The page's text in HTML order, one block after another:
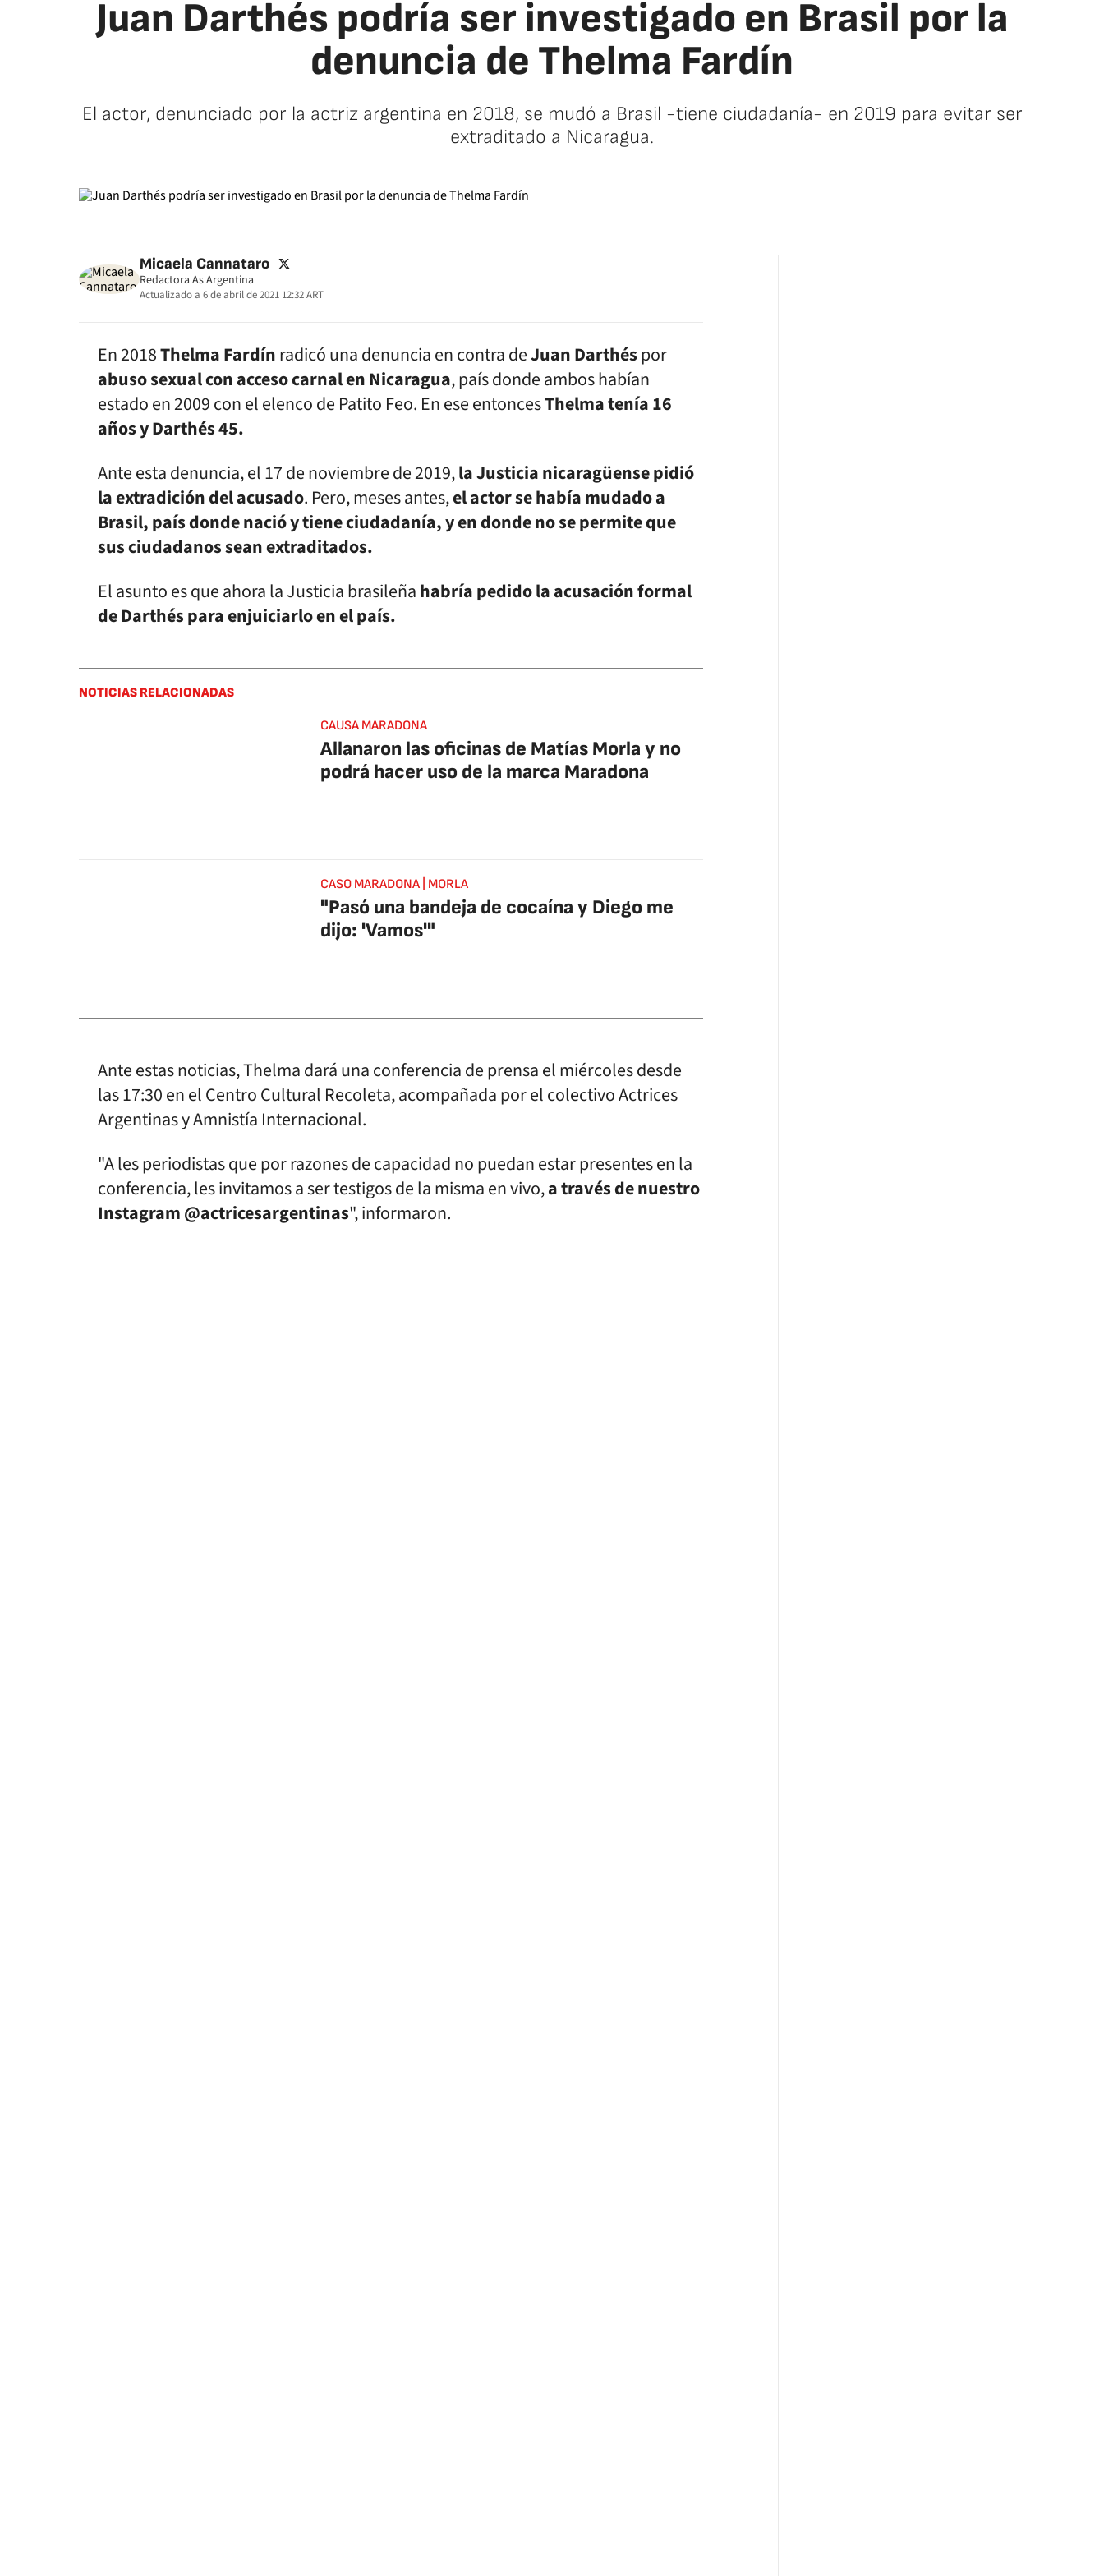
Juan Darthés podría ser investigado en Brasil por la
denuncia de Thelma Fardín
El actor, denunciado por la actriz argentina en 2018, se mudó a Brasil -tiene ciudadanía- en 2019 para evitar ser
extraditado a Nicaragua.
Micaela Cannataro twitter
Redactora As Argentina
Actualizado a 6 de abril de 2021 12:32ART
En 2018Thelma Fardínradicó una denuncia en contra deJuan Darthéspor
abuso sexual con acceso carnal en Nicaragua, país donde ambos habían
estado en 2009 con el elenco de Patito Feo. En ese entoncesThelma tenía 16
años y Darthés 45.
Ante esta denuncia, el 17 de noviembre de 2019,la Justicia nicaragüense pidió
la extradición del acusado. Pero, meses antes,el actor se había mudado a
Brasil, país donde nació y tiene ciudadanía, y en donde no se permite que
sus ciudadanos sean extraditados.
El asunto es que ahora la Justicia brasileñahabría pedido la acusación formal
de Darthés para enjuiciarlo en el país.
NOTICIAS RELACIONADAS
CAUSA MARADONA
Allanaron las oficinas de Matías Morla y no
podrá hacer uso de la marca Maradona
CASO MARADONA | MORLA
"Pasó una bandeja de cocaína y Diego me
dijo: 'Vamos'"
Ante estas noticias, Thelma dará una conferencia de prensa el miércoles desde
las 17:30 en el Centro Cultural Recoleta, acompañada por el colectivo Actrices
Argentinas y Amnistía Internacional.
"A les periodistas que por razones de capacidad no puedan estar presentes en la
conferencia, les invitamos a ser testigos de la misma en vivo,a través de nuestro
Instagram @actricesargentinas", informaron.